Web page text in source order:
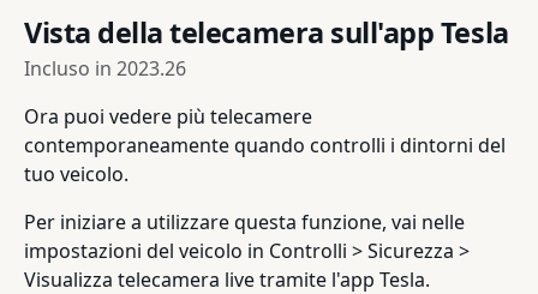
Vista della telecamera sull'app Tesla
Incluso in 2023.26
Ora puoi vedere più telecamere
contemporaneamente quando controlli i dintorni del
tuo veicolo.
Per iniziare a utilizzare questa funzione, vai nelle
impostazioni del veicolo in Controlli > Sicurezza >
Visualizza telecamera live tramite l'app Tesla.